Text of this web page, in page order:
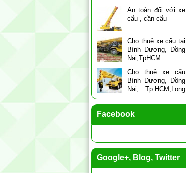
An toàn đối với xe
cẩu , cần cẩu
Cho thuê xe cẩu tại
Bình Dương, Đồng
Nai,TpHCM
Cho thuê xe cẩu
Bình Dương, Đồng
Nai, Tp.HCM,Long
An, Dak Nong
Facebook
Google+, Blog, Twitter